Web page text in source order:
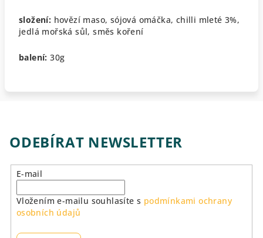
složení: hovězí maso, sójová omáčka, chilli mleté 3%,
jedlá mořská sůl, směs koření
balení: 30g
ODEBÍRAT NEWSLETTER
E-mail
Vložením e-mailu souhlasíte s podmínkami ochrany
osobních údajů